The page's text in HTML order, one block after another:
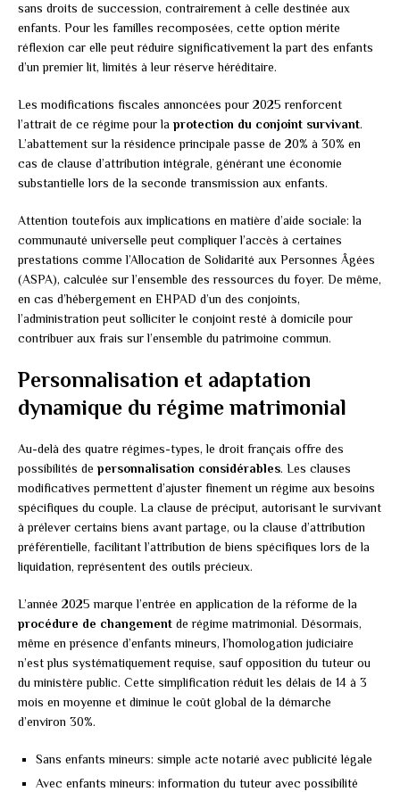
sans droits de succession, contrairement à celle destinée aux
enfants. Pour les familles recomposées, cette option mérite
réflexion car elle peut réduire significativement la part des enfants
d’un premier lit, limités à leur réserve héréditaire.
Les modifications fiscales annoncées pour 2025 renforcent
l’attrait de ce régime pour la protection du conjoint survivant.
L’abattement sur la résidence principale passe de 20% à 30% en
cas de clause d’attribution intégrale, générant une économie
substantielle lors de la seconde transmission aux enfants.
Attention toutefois aux implications en matière d’aide sociale: la
communauté universelle peut compliquer l’accès à certaines
prestations comme l’Allocation de Solidarité aux Personnes Âgées
(ASPA), calculée sur l’ensemble des ressources du foyer. De même,
en cas d’hébergement en EHPAD d’un des conjoints,
l’administration peut solliciter le conjoint resté à domicile pour
contribuer aux frais sur l’ensemble du patrimoine commun.
Personnalisation et adaptation
dynamique du régime matrimonial
Au-delà des quatre régimes-types, le droit français offre des
possibilités de personnalisation considérables. Les clauses
modificatives permettent d’ajuster finement un régime aux besoins
spécifiques du couple. La clause de préciput, autorisant le survivant
à prélever certains biens avant partage, ou la clause d’attribution
préférentielle, facilitant l’attribution de biens spécifiques lors de la
liquidation, représentent des outils précieux.
L’année 2025 marque l’entrée en application de la réforme de la
procédure de changement de régime matrimonial. Désormais,
même en présence d’enfants mineurs, l’homologation judiciaire
n’est plus systématiquement requise, sauf opposition du tuteur ou
du ministère public. Cette simplification réduit les délais de 14 à 3
mois en moyenne et diminue le coût global de la démarche
d’environ 30%.
Sans enfants mineurs: simple acte notarié avec publicité légale
Avec enfants mineurs: information du tuteur avec possibilité